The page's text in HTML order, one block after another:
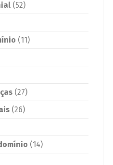
(52)
(11)
(27)
(26)
(14)